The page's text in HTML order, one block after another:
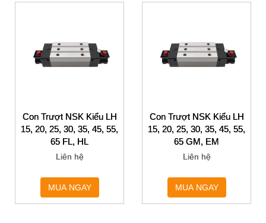
Con Trượt NSK Kiểu LH
15, 20, 25, 30, 35, 45, 55,
65 FL, HL
Liên hệ
MUA NGAY
Con Trượt NSK Kiểu LH
15, 20, 25, 30, 35, 45, 55,
65 GM, EM
Liên hệ
MUA NGAY